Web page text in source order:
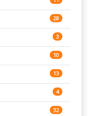
28
3
10
13
4
32